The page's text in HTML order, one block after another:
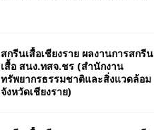
สกรีนเสื้อเชียงราย ผลงานการสกรีน
เสื้อ สนง.ทสจ.ชร (สำนักงาน
ทรัพยากรธรรมชาติและสิ่งแวดล้อม
จังหวัดเชียงราย)